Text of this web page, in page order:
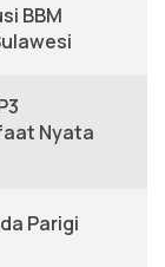
BBM
Nyata
Parigi